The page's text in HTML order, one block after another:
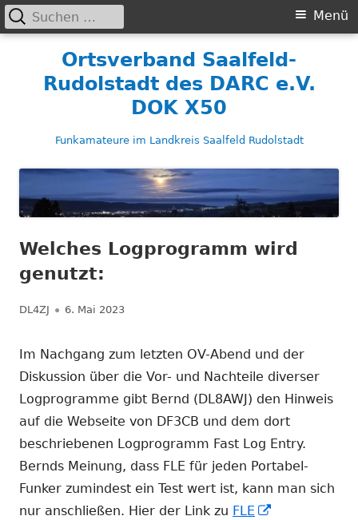
Ortsverband Saalfeld-
Rudolstadt des DARC e.V.
DOK X50
Funkamateure im Landkreis Saalfeld Rudolstadt
Primäres
Menü
Suchen
nach:
Welches Logprogramm wird
genutzt:
Autor
DL4ZJ Veröffentlicht
6. Mai 2023
Im Nachgang zum letzten OV-Abend und der
Diskussion über die Vor- und Nachteile diverser
Logprogramme gibt Bernd (DL8AWJ) den Hinweis
auf die Webseite von DF3CB und dem dort
beschriebenen Logprogramm Fast Log Entry.
Bernds Meinung, dass FLE für jeden Portabel-
Funker zumindest ein Test wert ist, kann man sich
nur anschließen. Hier der Link zu FLE